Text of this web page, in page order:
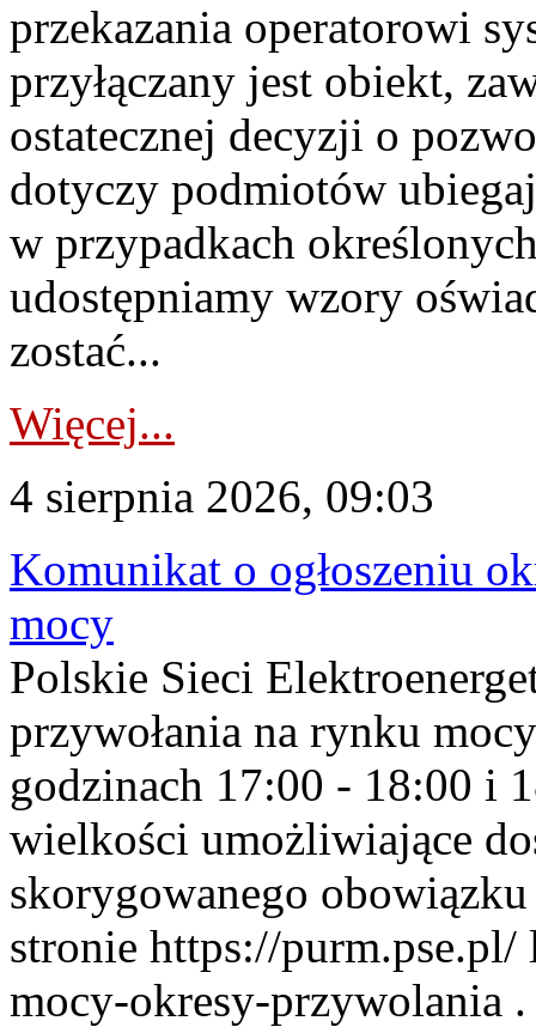
przekazania operatorowi
przyłączany jest obiekt,
ostatecznej decyzji o
dotyczy podmiotów
w przypadkach
udostępniamy wzory
zostać...
Więcej...
4 sierpnia 2026, 09:03
Komunikat o ogłoszeniu
mocy
Polskie Sieci
przywołania na rynku
godzinach 17:00 - 18:00 i
wielkości umożliwiające
skorygowanego
stronie https://
mocy-okresy-przywolania